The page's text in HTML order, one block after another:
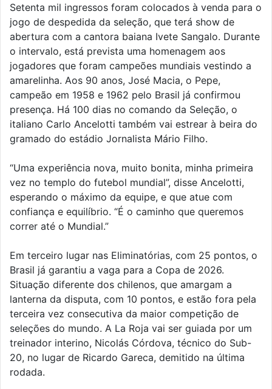
Setenta mil ingressos foram colocados à venda para o
jogo de despedida da seleção, que terá show de
abertura com a cantora baiana Ivete Sangalo. Durante
o intervalo, está prevista uma homenagem aos
jogadores que foram campeões mundiais vestindo a
amarelinha. Aos 90 anos, José Macia, o Pepe,
campeão em 1958 e 1962 pelo Brasil já confirmou
presença. Há 100 dias no comando da Seleção, o
italiano Carlo Ancelotti também vai estrear à beira do
gramado do estádio Jornalista Mário Filho.
“Uma experiência nova, muito bonita, minha primeira
vez no templo do futebol mundial”, disse Ancelotti,
esperando o máximo da equipe, e que atue com
confiança e equilíbrio. “É o caminho que queremos
correr até o Mundial.”
Em terceiro lugar nas Eliminatórias, com 25 pontos, o
Brasil já garantiu a vaga para a Copa de 2026.
Situação diferente dos chilenos, que amargam a
lanterna da disputa, com 10 pontos, e estão fora pela
terceira vez consecutiva da maior competição de
seleções do mundo. A La Roja vai ser guiada por um
treinador interino, Nicolás Córdova, técnico do Sub-
20, no lugar de Ricardo Gareca, demitido na última
rodada.